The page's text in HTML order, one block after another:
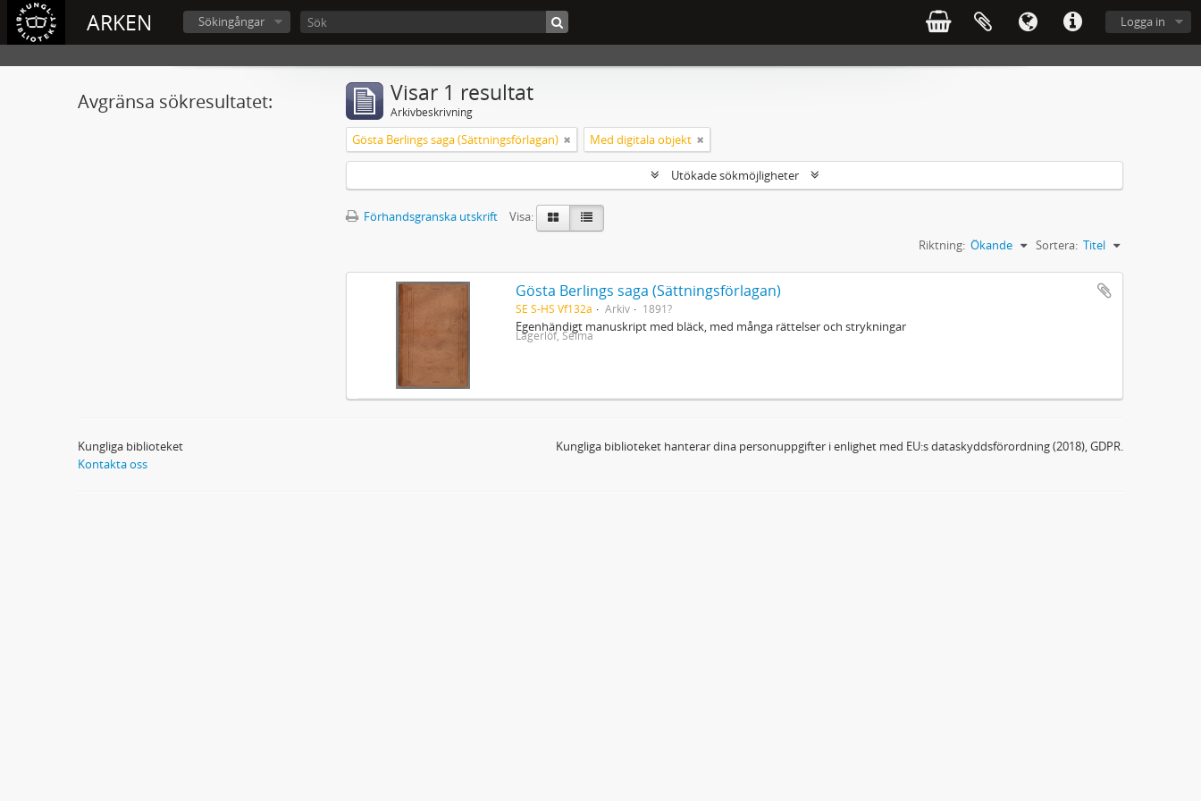
ARKEN Logga in
Sökingångar
Avgränsa sökresultatet: Visar 1 resultat
Arkivbeskrivning
Gösta Berlings saga (Sättningsförlagan) Med digitala objekt
Utökade sökmöjligheter
Förhandsgranska utskrift
Visa:
Sortera: Titel
Riktning: Ökande
Gösta Berlings saga (Sättningsförlagan)
SE S-HS Vf132a Arkiv 1891?
Egenhändigt manuskript med bläck, med många rättelser och strykningar
Lagerlöf, Selma
Kungliga biblioteket
Kontakta oss
Kungliga biblioteket hanterar dina personuppgifter i enlighet med EU:s dataskyddsförordning (2018), GDPR.